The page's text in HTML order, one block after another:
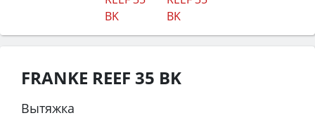
FRANKE REEF 35 BK
Вытяжка